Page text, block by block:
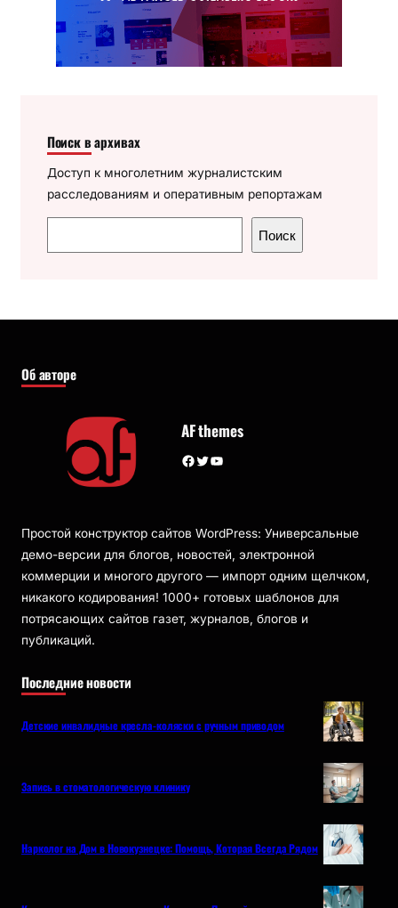
Поиск в архивах
Доступ к многолетним журналистским
расследованиям и оперативным репортажам
о
к
Поиск
Об авторе
AF themes
Facebook Twitter YouTube
Простой конструктор сайтов WordPress: Универсальные
демо-версии для блогов, новостей, электронной
коммерции и многого другого — импорт одним щелчком,
никакого кодирования! 1000+ готовых шаблонов для
потрясающих сайтов газет, журналов, блогов и
публикаций.
Последние новости
Детские инвалидные кресла-коляски с ручным приводом
Запись в стоматологическую клинику
Нарколог на Дом в Новокузнецке: Помощь, Которая Всегда Рядом